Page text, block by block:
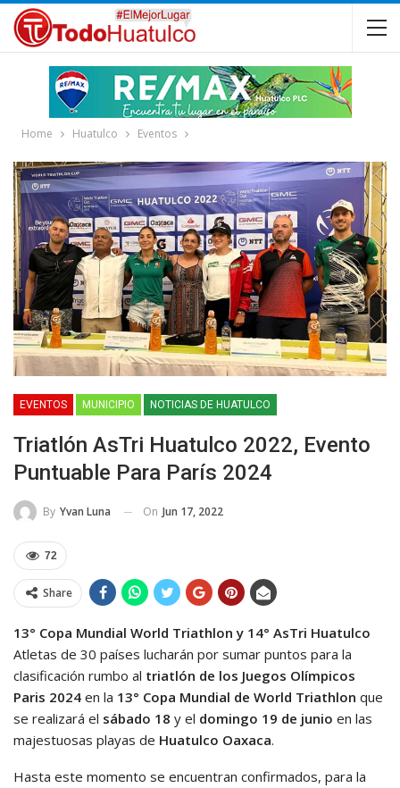
Home Huatulco Eventos
EVENTOS MUNICIPIO NOTICIAS DE HUATULCO
Triatlón AsTri Huatulco 2022, Evento
Puntuable Para París 2024
By Yvan Luna On Jun 17, 2022
72
Share
13° Copa Mundial World Triathlon y 14° AsTri Huatulco
Atletas de 30 países lucharán por sumar puntos para la
clasificación rumbo al triatlón de los Juegos Olímpicos
Paris 2024 en la 13° Copa Mundial de World Triathlon que
se realizará el sábado 18 y el domingo 19 de junio en las
majestuosas playas de Huatulco Oaxaca.
Hasta este momento se encuentran confirmados, para la